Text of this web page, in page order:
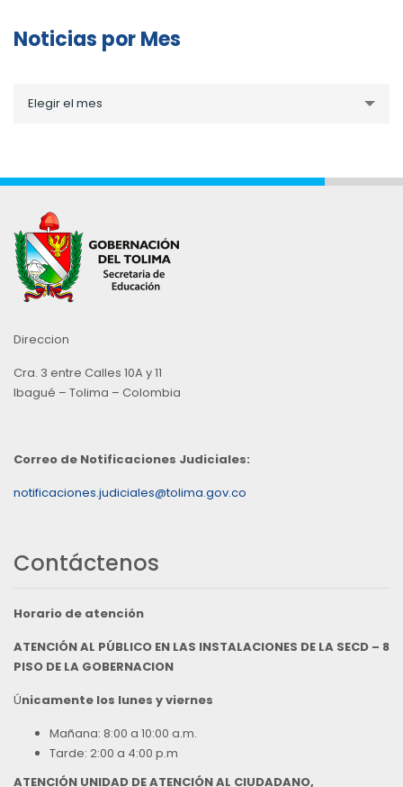
Noticias por Mes
porElegir el mes
Direccion
Cra. 3 entre Calles 10A y 11
Ibagué – Tolima – Colombia
Correo de Notificaciones Judiciales:
notificaciones.judiciales@tolima.gov.co
Contáctenos
Horario de atención
ATENCIÓN AL PÚBLICO EN LAS INSTALACIONES DE LA SECD – 8
PISO DE LA GOBERNACION
Únicamente los lunes y viernes
Mañana: 8:00 a 10:00 a.m.
Tarde: 2:00 a 4:00 p.m
ATENCIÓN UNIDAD DE ATENCIÓN AL CIUDADANO,